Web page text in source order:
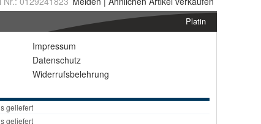
Platin
Impressum
Datenschutz
Widerrufsbelehrung